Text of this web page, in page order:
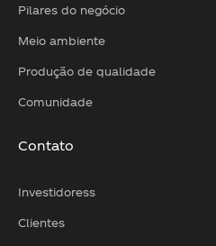
Pilares do negócio
Meio ambiente
Produção de qualidade
Comunidade
Contato
Investidoress
Clientes